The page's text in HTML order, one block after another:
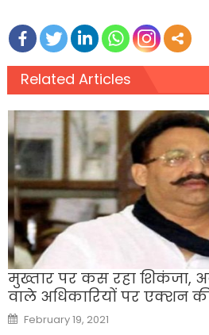
Related Articles
मुख्तार पर कस रहा शिकंजा,
वाले अधिकारियों पर एक्शन
Posted
on
February 19, 2021